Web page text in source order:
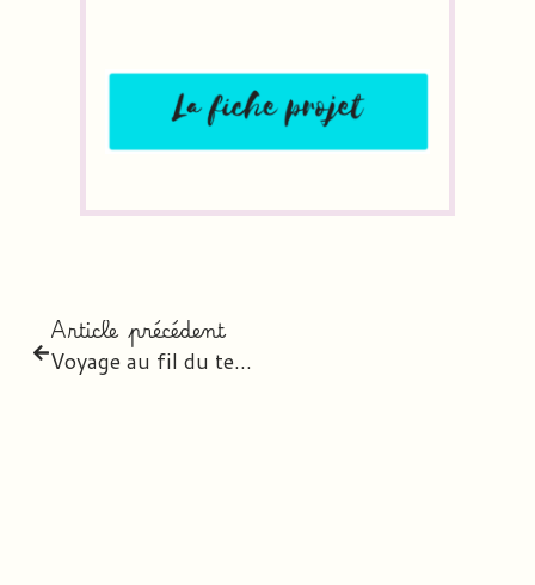
Article précédent
Voyage au fil du temps – Thème de classe 2018/19